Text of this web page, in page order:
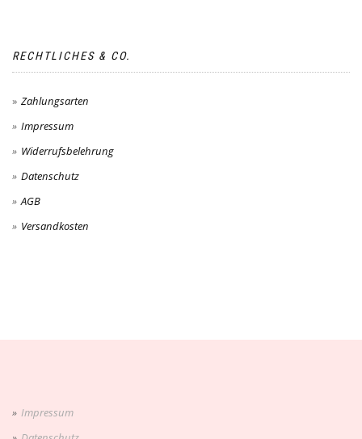
RECHTLICHES & CO.
Zahlungsarten
Impressum
Widerrufsbelehrung
Datenschutz
AGB
Versandkosten
Impressum